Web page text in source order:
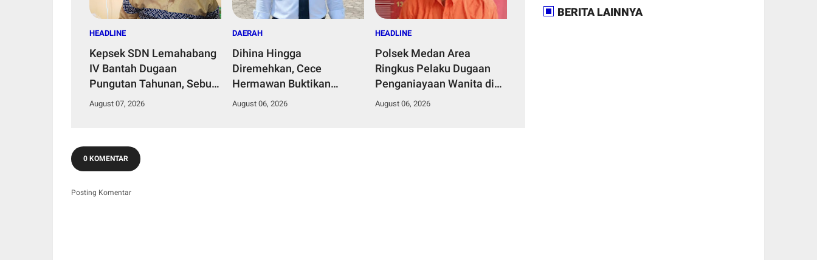
HEADLINE
Kepsek SDN Lemahabang
IV Bantah Dugaan
Pungutan Tahunan, Sebut
Dana Perbaikan Jalan
August 07, 2026
DAERAH
Dihina Hingga
Diremehkan, Cece
Hermawan Buktikan
Kepemimpinan Humanis
August 06, 2026
HEADLINE
Polsek Medan Area
Ringkus Pelaku Dugaan
Penganiayaan Wanita di
Depan SPBU Jalan Denai,
August 06, 2026
0 KOMENTAR
Posting Komentar
BERITA LAINNYA